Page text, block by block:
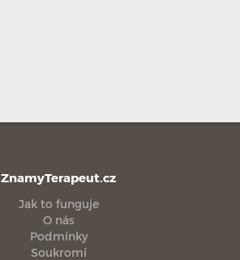
ZnamyTerapeut.cz
Jak to funguje
O nás
Podmínky
Soukromí